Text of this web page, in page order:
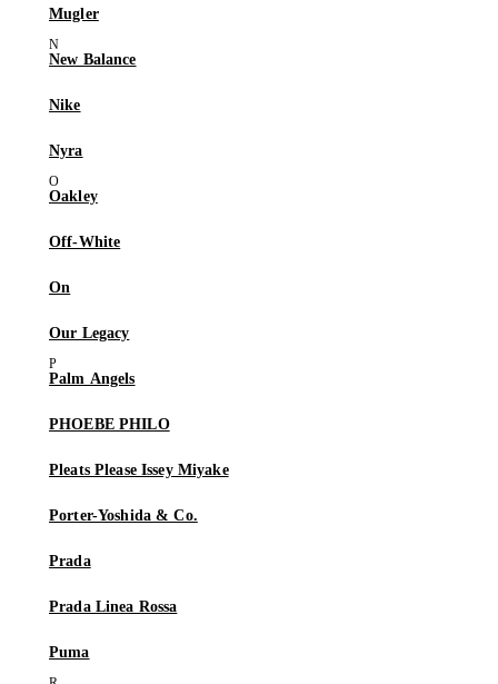
Mugler
New Balance
Nike
Nyra
Oakley
Off-White
On
Our Legacy
Palm Angels
PHOEBE PHILO
Pleats Please Issey Miyake
Porter-Yoshida & Co.
Prada
Prada Linea Rossa
Puma